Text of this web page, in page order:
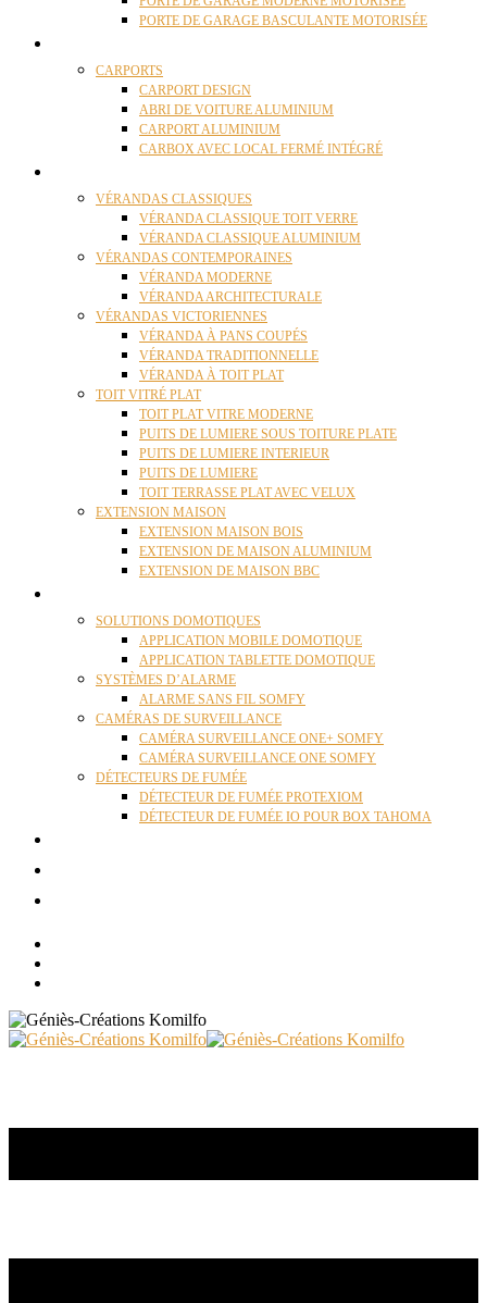
PORTE DE GARAGE BASCULANTE MOTORISÉE
CARPORTS
CARPORT DESIGN
ABRI DE VOITURE ALUMINIUM
CARPORT ALUMINIUM
CARBOX AVEC LOCAL FERMÉ INTÉGRÉ
VÉRANDAS CLASSIQUES
VÉRANDA CLASSIQUE TOIT VERRE
VÉRANDA CLASSIQUE ALUMINIUM
VÉRANDAS CONTEMPORAINES
VÉRANDA MODERNE
VÉRANDA ARCHITECTURALE
VÉRANDAS VICTORIENNES
VÉRANDA À PANS COUPÉS
VÉRANDA TRADITIONNELLE
VÉRANDA À TOIT PLAT
TOIT VITRÉ PLAT
TOIT PLAT VITRE MODERNE
PUITS DE LUMIERE SOUS TOITURE PLATE
PUITS DE LUMIERE INTERIEUR
PUITS DE LUMIERE
TOIT TERRASSE PLAT AVEC VELUX
EXTENSION MAISON
EXTENSION MAISON BOIS
EXTENSION DE MAISON ALUMINIUM
EXTENSION DE MAISON BBC
SOLUTIONS DOMOTIQUES
APPLICATION MOBILE DOMOTIQUE
APPLICATION TABLETTE DOMOTIQUE
SYSTÈMES D’ALARME
ALARME SANS FIL SOMFY
CAMÉRAS DE SURVEILLANCE
CAMÉRA SURVEILLANCE ONE+ SOMFY
CAMÉRA SURVEILLANCE ONE SOMFY
DÉTECTEURS DE FUMÉE
DÉTECTEUR DE FUMÉE PROTEXIOM
DÉTECTEUR DE FUMÉE IO POUR BOX TAHOMA